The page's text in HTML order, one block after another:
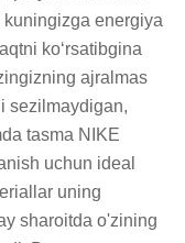
energiya
ko‘rsatibgina
ajralmas
sezilmaydigan,
tasma NIKE
uchun ideal
uning
sharoitda o'zining